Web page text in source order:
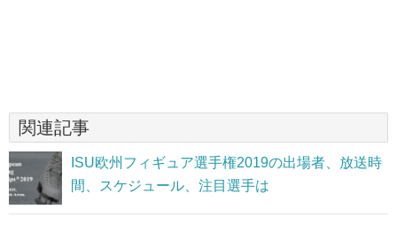
関連記事
ISU欧州フィギュア選手権2019の出場者、放送時
間、スケジュール、注目選手は